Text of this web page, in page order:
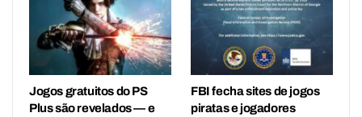
Jogos gratuitos do PS
Plus são revelados — e
FBI fecha sites de jogos
piratas e jogadores